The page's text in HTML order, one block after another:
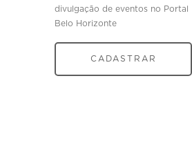
divulgação de eventos no Portal
Belo Horizonte
CADASTRAR